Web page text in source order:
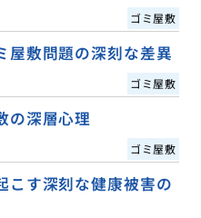
ゴミ屋敷
屋敷問題の深刻な差異
ゴミ屋敷
の深層心理
ゴミ屋敷
こす深刻な健康被害の